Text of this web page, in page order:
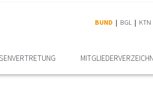
BUND BGL KTN